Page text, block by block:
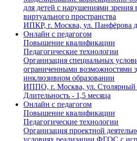
для детей с нарушениями зрения
виртуального пространства
ИПКР, г. Москва, ул. Панфёрова
Онлайн с педагогом
Повышение квалификации
Педагогические технологии
Организация специальных
ограниченными возможностями
инклюзивном образовании
ИППО, г. Москва, ул. Столярный
Длительность - 1,5 месяца
Онлайн с педагогом
Повышение квалификации
Педагогические технологии
Организация проектной
условиях реализации ФГОС с